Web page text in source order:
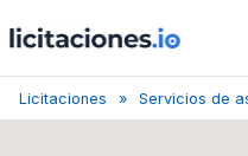
Licitaciones Servicios de